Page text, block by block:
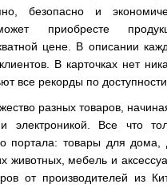
безопасно и
приобресте
цене. В описании
В карточках нет
все рекорды по
разных товаров,
электроникой. Все что
портала: товары для дома,
животных, мебель и
от производителей из